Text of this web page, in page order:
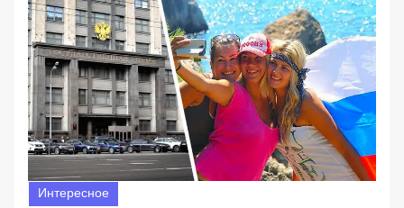
Интересное